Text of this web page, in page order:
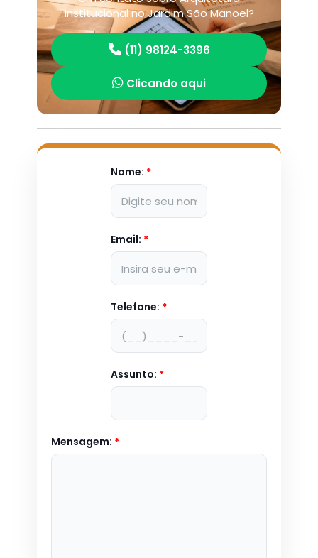
Institucional no Jardim São Manoel?
(11) 98124-3396
Clicando aqui
Nome: *
Email: *
Telefone: *
Assunto: *
Mensagem: *